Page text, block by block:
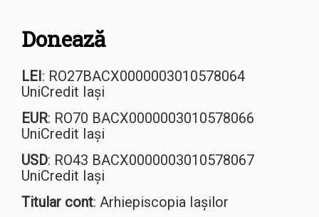
Donează
LEI: RO27BACX0000003010578064
UniCredit Iași
EUR: RO70 BACX0000003010578066
UniCredit Iași
USD: RO43 BACX0000003010578067
UniCredit Iași
Titular cont: Arhiepiscopia Iașilor